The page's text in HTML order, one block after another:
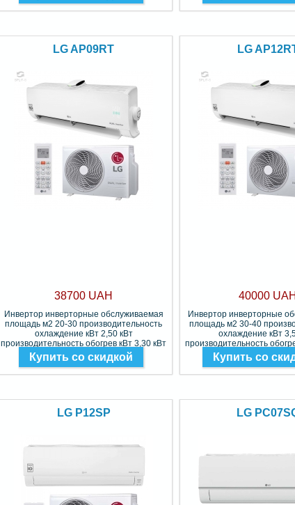
LG AP09RT
38700 UAH
Инвертор инверторные обслуживаемая
площадь м2 20-30 производительность
охлаждение кВт 2,50 кВт
производительность обогрев кВт 3,30 кВт
Фреон R-32
Купить со скидкой
LG
40000 UAH
Инвертор инверторные
площадь м2 30-40
охлаждение кВт
производительность
Фреон R-32
Купить со
LG P12SP LG